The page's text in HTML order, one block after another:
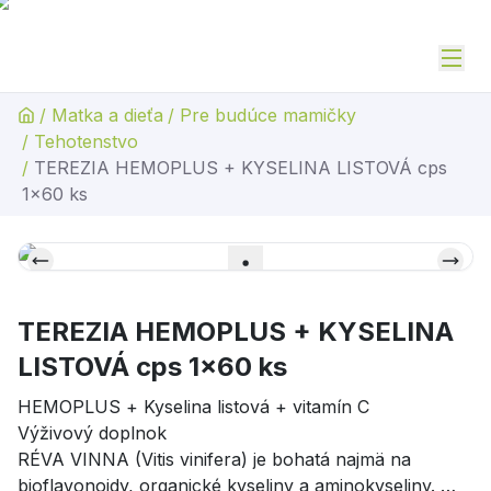
/ Matka a dieťa / Pre budúce mamičky
/ Tehotenstvo
/ TEREZIA HEMOPLUS + KYSELINA LISTOVÁ cps
1x60 ks
TEREZIA HEMOPLUS + KYSELINA
LISTOVÁ cps 1x60 ks
HEMOPLUS + Kyselina listová + vitamín C
Výživový doplnok
RÉVA VINNA (Vitis vinifera) je bohatá najmä na
bioflavonoidy, organické kyseliny a aminokyseliny.